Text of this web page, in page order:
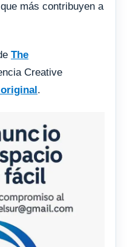
más contribuyen a
The
Creative
.